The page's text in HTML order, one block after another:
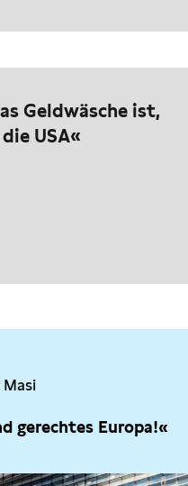
Geldwäsche ist,
USA«
Masi
gerechtes Europa!«